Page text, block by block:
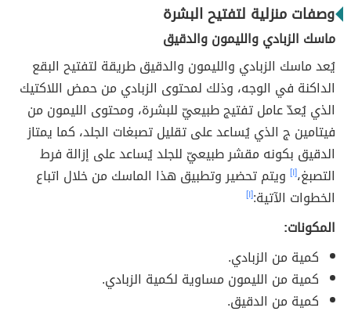
وصفات منزلية لتفتيح البشرة
ماسك الزبادي والليمون والدقيق
يُعد ماسك الزبادي والليمون والدقيق طريقة لتفتيح البقع
الداكنة في الوجه، وذلك لمحتوى الزبادي من حمض اللاكتيك
الذي يُعدّ عامل تفتيج طبيعيّ للبشرة، ومحتوى الليمون من
فيتامين ج الذي يُساعد على تقليل تصبغات الجلد، كما يمتاز
الدقيق بكونه مقشر طبيعيّ للجلد يُساعد على إزالة فرط
التصبغ،[١] ويتم تحضير وتطبيق هذا الماسك من خلال اتباع
الخطوات الآتية:[١]
المكونات:
كمية من الزبادي.
كمية من الليمون مساوية لكمية الزبادي.
كمية من الدقيق.